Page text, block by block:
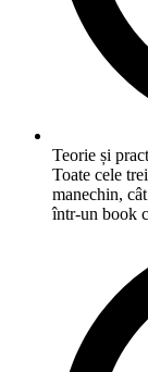
Teorie și
Toate cele
manechin,
într-un book